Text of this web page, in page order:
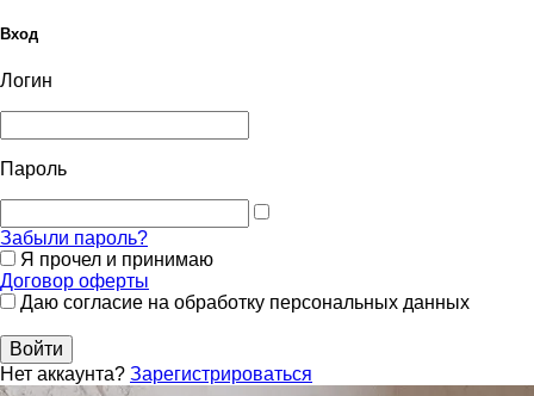
Вход
Логин
Пароль
Забыли пароль?
Я прочел и принимаю
Договор оферты
Даю согласие на обработку персональных данных
Войти
Нет аккаунта? Зарегистрироваться